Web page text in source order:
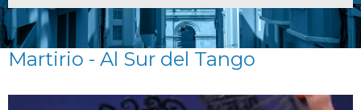
Martirio - Al Sur del Tango